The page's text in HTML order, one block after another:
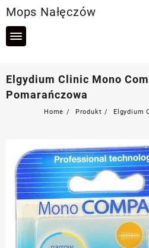
to
content
Mops Nałęczów
Elgydium Clinic Mono
Pomarańczowa
Home Produkt
Elgydium